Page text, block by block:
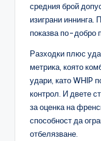
средния брой
изиграни иннинга.
показва по-добро
Разходки плюс
метрика, която
удари, като WHIP
контрол. И двете
за оценка на
способност да
отбелязване.